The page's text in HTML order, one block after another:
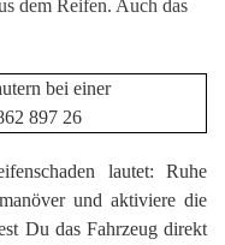
dem Reifen. Auch das
lautet: Ruhe
und aktiviere die
Du das Fahrzeug direkt